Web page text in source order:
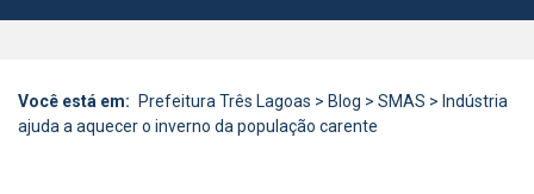
Você está em: Prefeitura Três Lagoas > Blog > SMAS > Indústria
ajuda a aquecer o inverno da população carente